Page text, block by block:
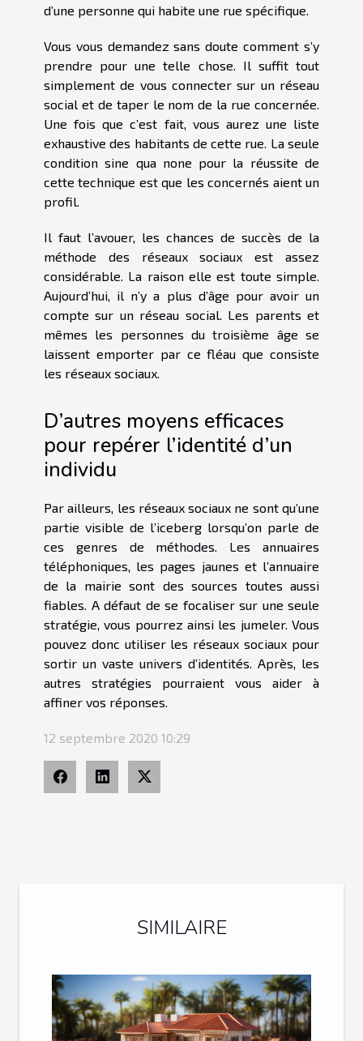
d’une personne qui habite une rue spécifique.
Vous vous demandez sans doute comment s’y
prendre pour une telle chose. Il suffit tout
simplement de vous connecter sur un réseau
social et de taper le nom de la rue concernée.
Une fois que c’est fait, vous aurez une liste
exhaustive des habitants de cette rue. La seule
condition sine qua none pour la réussite de
cette technique est que les concernés aient un
profil.
Il faut l’avouer, les chances de succès de la
méthode des réseaux sociaux est assez
considérable. La raison elle est toute simple.
Aujourd’hui, il n’y a plus d’âge pour avoir un
compte sur un réseau social. Les parents et
mêmes les personnes du troisième âge se
laissent emporter par ce fléau que consiste
les réseaux sociaux.
D’autres moyens efficaces
pour repérer l’identité d’un
individu
Par ailleurs, les réseaux sociaux ne sont qu’une
partie visible de l’iceberg lorsqu’on parle de
ces genres de méthodes. Les annuaires
téléphoniques, les pages jaunes et l’annuaire
de la mairie sont des sources toutes aussi
fiables. A défaut de se focaliser sur une seule
stratégie, vous pourrez ainsi les jumeler. Vous
pouvez donc utiliser les réseaux sociaux pour
sortir un vaste univers d’identités. Après, les
autres stratégies pourraient vous aider à
affiner vos réponses.
12 septembre 2020 10:29
SIMILAIRE